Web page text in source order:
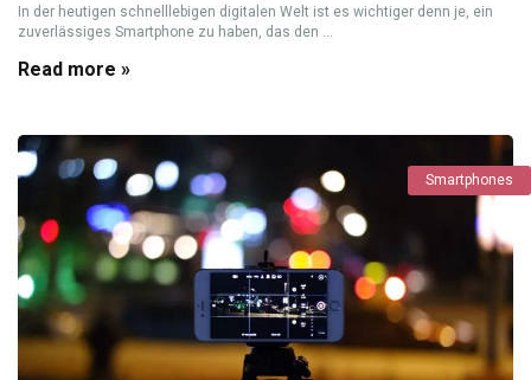
In der heutigen schnelllebigen digitalen Welt ist es wichtiger denn je, ein
zuverlässiges Smartphone zu haben, das den ...
Read more »
Smartphones